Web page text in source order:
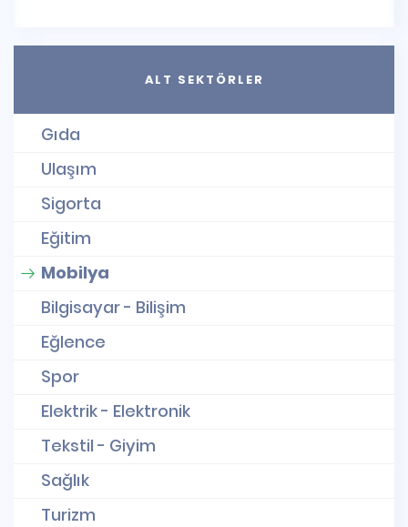
ALT SEKTÖRLER
Gıda
Ulaşım
Sigorta
Eğitim
Mobilya
Bilgisayar - Bilişim
Eğlence
Spor
Elektrik - Elektronik
Tekstil - Giyim
Sağlık
Turizm